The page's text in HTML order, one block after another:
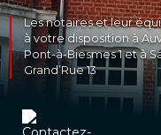
Les notaires et leur
à votre disposition à
Pont-à-Biesmes 1 et à
Grand’Rue 13